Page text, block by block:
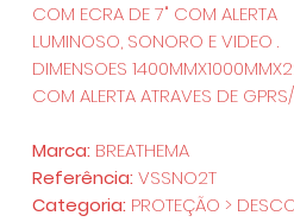
COM ECRA DE 7" COM ALERTA
LUMINOSO, SONORO E VIDEO .
DIMENSOES
COM ALERTA ATRAVES DE
Marca: BREATHEMA
Referência: VSSNO2T
Categoria: PROTEÇÃO >